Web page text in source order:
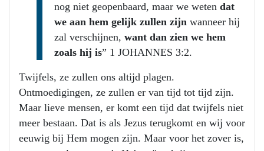
nog niet geopenbaard, maar we weten dat
we aan hem gelijk zullen zijn wanneer hij
zal verschijnen, want dan zien we hem
zoals hij is” 1 JOHANNES 3:2.
Twijfels, ze zullen ons altijd plagen.
Ontmoedigingen, ze zullen er van tijd tot tijd zijn.
Maar lieve mensen, er komt een tijd dat twijfels niet
meer bestaan. Dat is als Jezus terugkomt en wij voor
eeuwig bij Hem mogen zijn. Maar voor het zover is,